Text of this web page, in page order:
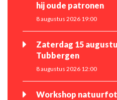
hij oude patronen
8 augustus 2026 19:00
Zaterdag 15
Tubbergen
8 augustus 2026 12:00
Workshop